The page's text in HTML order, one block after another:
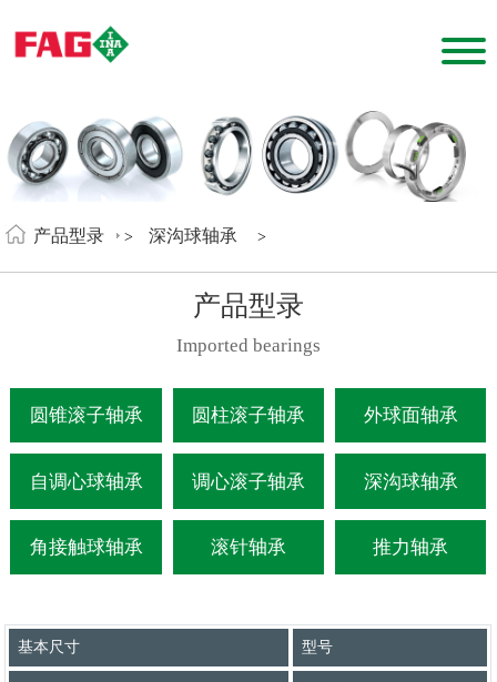
产品型录 > 深沟球轴承 >
产品型录
Imported bearings
圆锥滚子轴承 圆柱滚子轴承 外球面轴承
自调心球轴承 调心滚子轴承 深沟球轴承
角接触球轴承 滚针轴承 推力轴承
基本尺寸 型号